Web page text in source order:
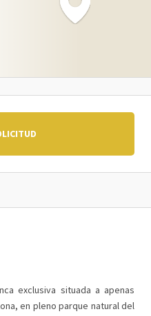
exclusiva situada a apenas
en pleno parque natural del